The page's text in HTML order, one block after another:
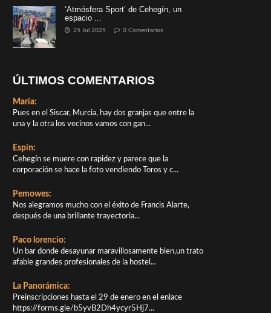
‘Atmósfera Sport’ de Cehegín, un
espacio ...
25 Jul 2025 0 Comentarios
ÚLTIMOS COMENTARIOS
María:
Pues en el Siscar, Murcia, hay dos granjas que entre la
una y la otra los vecinos vamos con gan...
Espín:
Cehegín se muere con rapidez y parece que la
corporación se hace la foto vendiendo Toros y c...
Pemowes:
Nos alegramos mucho con el éxito de Francis Alarte,
después de una brillante trayectoria...
Paco lorencio:
Un bar donde desayunar maravillosamente bien,un trato
afable grandes profesionales de la hostel...
La Panorámica:
Preinscripciones hasta el 29 de enero en el enlace
https://forms.gle/b5yvB2Dh4ycyr5Hj7...